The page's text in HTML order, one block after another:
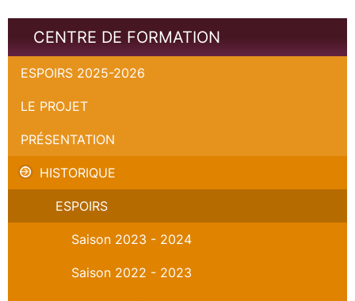
CENTRE DE FORMATION
ESPOIRS 2025-2026
LE PROJET
PRÉSENTATION
HISTORIQUE
ESPOIRS
Saison 2023 - 2024
Saison 2022 - 2023